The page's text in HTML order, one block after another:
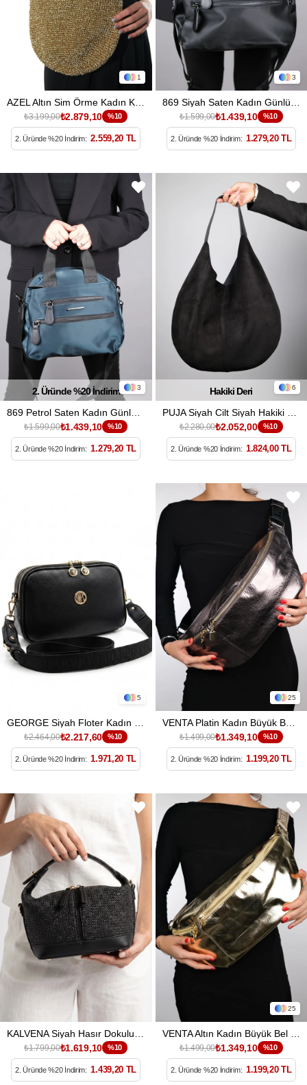
1
₺3.199,00₺2.879,10 %10
2. Üründe %20 İndirim: 2.559,20 TL
3
₺1.599,00₺1.439,10 %10
2. Üründe %20 İndirim: 1.279,20 TL
3
₺1.599,00₺1.439,10 %10
2. Üründe %20 İndirim: 1.279,20 TL
2. Üründe %20 İndirim 6
₺2.280,00₺2.052,00 %10
2. Üründe %20 İndirim: 1.824,00 TL
Hakiki Deri
5
GEORGE Siyah Floter Kadın Çapraz Çanta
₺2.464,00₺2.217,60 %10
2. Üründe %20 İndirim: 1.971,20 TL
25
VENTA Platin Kadın Büyük Bel Çantası
₺1.499,00₺1.349,10 %10
2. Üründe %20 İndirim: 1.199,20 TL
₺1.799,00₺1.619,10 %10
2. Üründe %20 İndirim: 1.439,20 TL
25
₺1.499,00₺1.349,10 %10
2. Üründe %20 İndirim: 1.199,20 TL